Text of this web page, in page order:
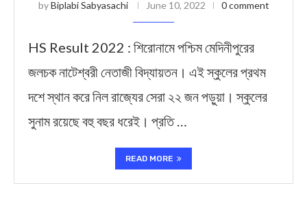
byBiplabi Sabyasachi June 10, 2022 0 comment
HS Result 2022 : শিরোনামে পশ্চিম মেদিনীপুরের
জলচক নাটেশ্বরী নেতাজী বিদ্যায়তন। এই স্কুলের প্রথম
দশে স্থান করে নিল রাজ্যের সেরা ২২ জন পড়ুয়া। স্কুলের
সুনাম রয়েছে বহু বছর ধরেই। প্রতি …
READ MORE